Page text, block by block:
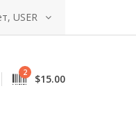
USER
2 $15.00